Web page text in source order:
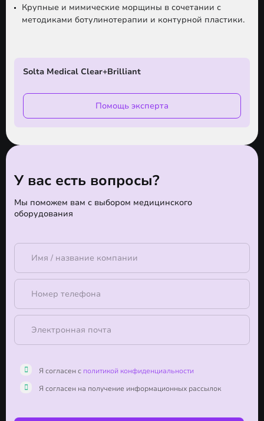
Крупные и мимические морщины в сочетании с
методиками ботулинотерапии и контурной пластики.
Solta Medical Clear+Brilliant
Помощь эксперта
У вас есть вопросы?
Мы поможем вам с выбором медицинского
оборудования
Я согласен с политикой конфиденциальности
Я согласен на получение информационных рассылок